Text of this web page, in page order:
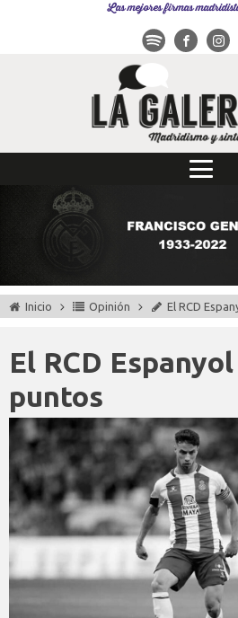
Las mejores firmas
Inicio Opinión El RCD
El RCD
puntos